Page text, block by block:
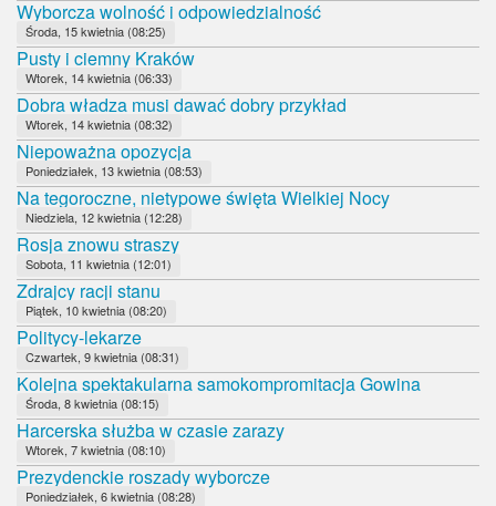
Wyborcza wolność i odpowiedzialność
Środa, 15 kwietnia (08:25)
Pusty i ciemny Kraków
Wtorek, 14 kwietnia (06:33)
Dobra władza musi dawać dobry przykład
Wtorek, 14 kwietnia (08:32)
Niepoważna opozycja
Poniedziałek, 13 kwietnia (08:53)
Na tegoroczne, nietypowe święta Wielkiej Nocy
Niedziela, 12 kwietnia (12:28)
Rosja znowu straszy
Sobota, 11 kwietnia (12:01)
Zdrajcy racji stanu
Piątek, 10 kwietnia (08:20)
Politycy-lekarze
Czwartek, 9 kwietnia (08:31)
Kolejna spektakularna samokompromitacja Gowina
Środa, 8 kwietnia (08:15)
Harcerska służba w czasie zarazy
Wtorek, 7 kwietnia (08:10)
Prezydenckie roszady wyborcze
Poniedziałek, 6 kwietnia (08:28)